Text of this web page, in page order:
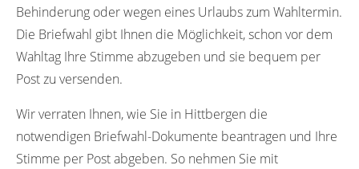
Behinderung oder wegen eines Urlaubs zum Wahltermin.
Die Briefwahl gibt Ihnen die Möglichkeit, schon vor dem
Wahltag Ihre Stimme abzugeben und sie bequem per
Post zu versenden.
Wir verraten Ihnen, wie Sie in Hittbergen die
notwendigen Briefwahl-Dokumente beantragen und Ihre
Stimme per Post abgeben. So nehmen Sie mit